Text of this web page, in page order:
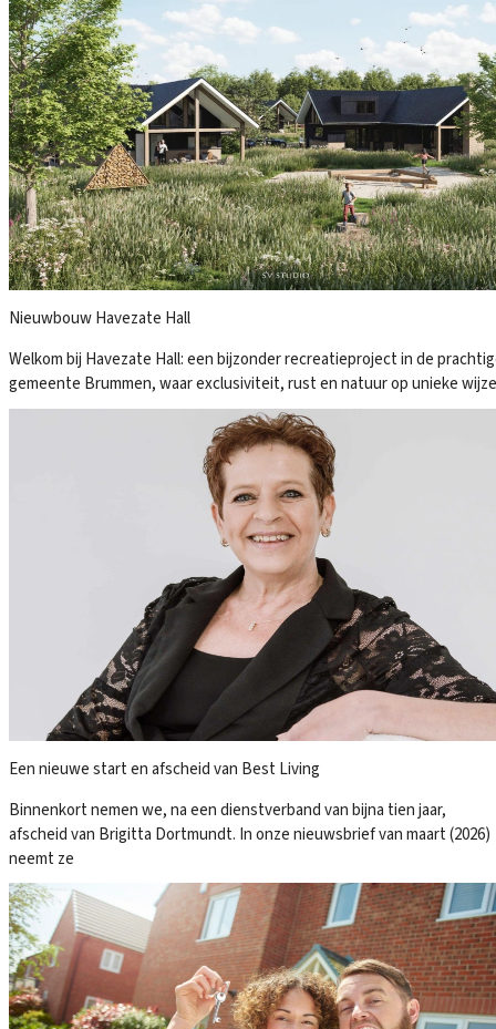
Nieuwbouw Havezate Hall
Welkom bij Havezate Hall: een bijzonder recreatieproject in de
gemeente Brummen, waar exclusiviteit, rust en natuur op unieke wijze
Een nieuwe start en afscheid van Best Living
Binnenkort nemen we, na een dienstverband van bijna tien jaar,
afscheid van Brigitta Dortmundt. In onze nieuwsbrief van maart (2026)
neemt ze